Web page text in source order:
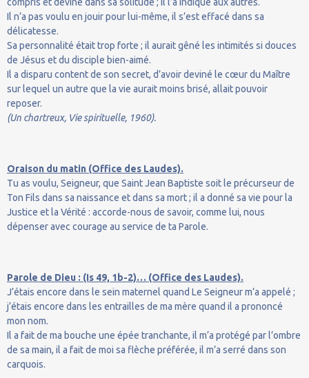
Il n’a pas voulu en jouir pour lui-même, il s’est effacé dans sa
délicatesse.
Sa personnalité était trop forte ; il aurait gêné les intimités si douces
de Jésus et du disciple bien-aimé.
Il a disparu content de son secret, d’avoir deviné le cœur du Maître
sur lequel un autre que la vie aurait moins brisé, allait pouvoir
reposer.
(Un chartreux, Vie spirituelle, 1960).
Oraison du matin (Office des Laudes).
Tu as voulu, Seigneur, que Saint Jean Baptiste soit le précurseur de
Ton Fils dans sa naissance et dans sa mort ; il a donné sa vie pour la
Justice et la Vérité : accorde-nous de savoir, comme lui, nous
dépenser avec courage au service de ta Parole.
Parole de Dieu : (Is 49, 1b-2)… (Office des Laudes).
J’étais encore dans le sein maternel quand Le Seigneur m’a appelé ;
j’étais encore dans les entrailles de ma mère quand il a prononcé
mon nom.
Il a fait de ma bouche une épée tranchante, il m’a protégé par l’ombre
de sa main, il a fait de moi sa flèche préférée, il m’a serré dans son
carquois.